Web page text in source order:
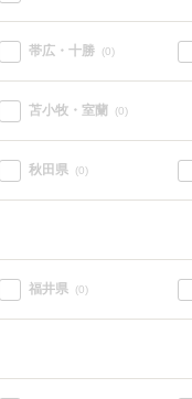
帯広・十勝 (0)
苫小牧・室蘭 (0)
秋田県 (0)
福井県 (0)